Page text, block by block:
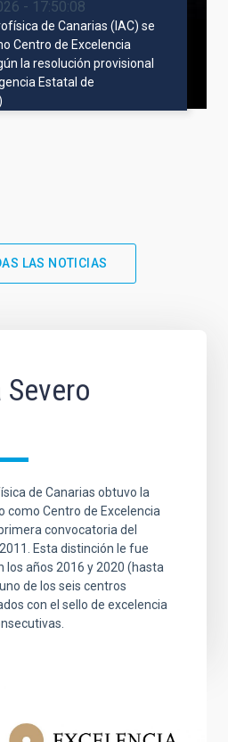
- 17:50:08
de Canarias (IAC) se
Centro de Excelencia
la resolución provisional
Estatal de
LAS NOTICIAS
de Canarias obtuvo la
como Centro de Excelencia
convocatoria del
Esta distinción le fue
años 2016 y 2020 (hasta
de los seis centros
con el sello de excelencia